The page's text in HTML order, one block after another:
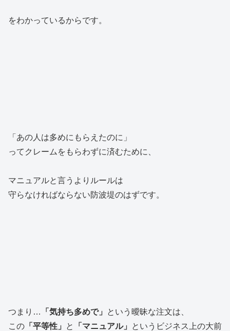
をわかっているからです。
「あの人は多めにもらえたのに」
ってクレームをもらわずに済むために、
マニュアルと言うよりルールは
守らなければならない防波堤のはずです。
つまり… 「気持ち多めで」
という曖昧な注文は、
この 「平等性」 と 「マニュアル」
というビジネス上の大前